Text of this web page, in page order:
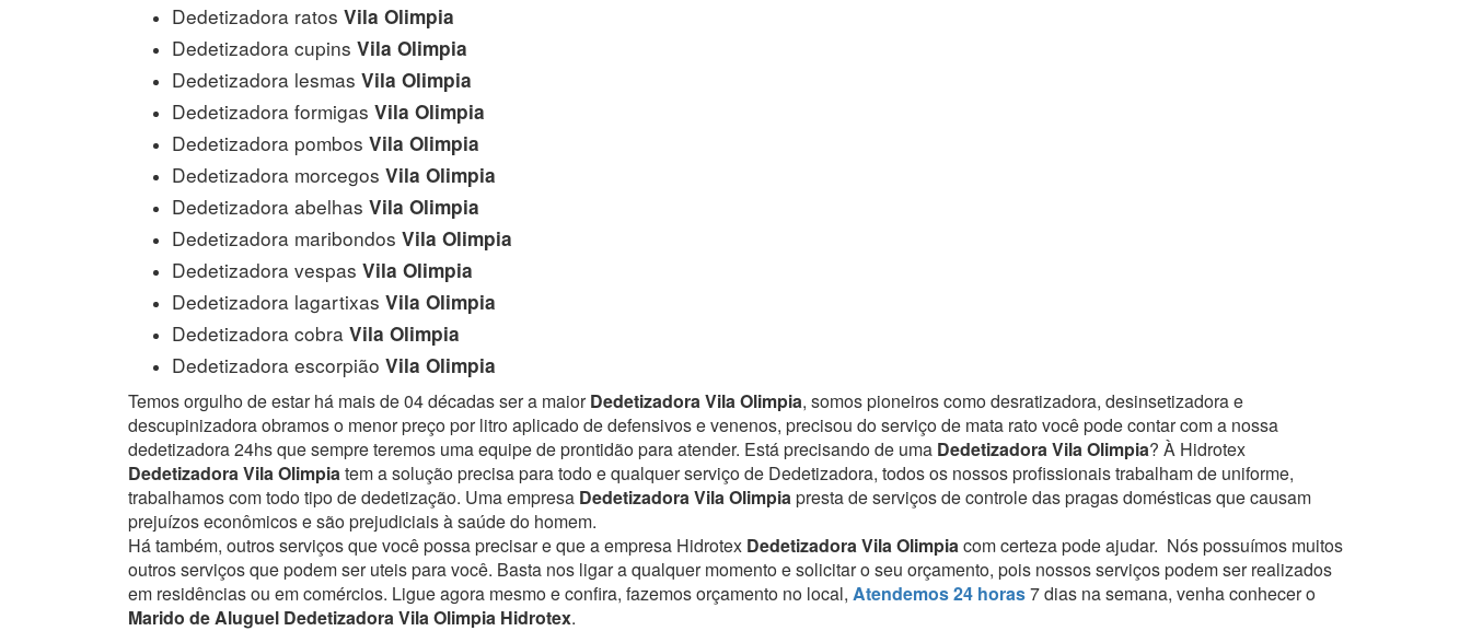
Dedetizadora ratos Vila Olimpia
Dedetizadora cupins Vila Olimpia
Dedetizadora lesmas Vila Olimpia
Dedetizadora formigas Vila Olimpia
Dedetizadora pombos Vila Olimpia
Dedetizadora morcegos Vila Olimpia
Dedetizadora abelhas Vila Olimpia
Dedetizadora maribondos Vila Olimpia
Dedetizadora vespas Vila Olimpia
Dedetizadora lagartixas Vila Olimpia
Dedetizadora cobra Vila Olimpia
Dedetizadora escorpião Vila Olimpia
Temos orgulho de estar há mais de 04 décadas ser a maiorDedetizadora Vila Olimpia, somos pioneiros como desratizadora, desinsetizadora e
descupinizadora obramos o menor preço por litro aplicado de defensivos e venenos, precisou do serviço de mata rato você pode contar com a nossa
dedetizadora 24hs que sempre teremos uma equipe de prontidão para atender. Está precisando de uma Dedetizadora Vila Olimpia? À Hidrotex
Dedetizadora Vila Olimpiatem a solução precisa para todo e qualquer serviço de Dedetizadora, todos os nossos profissionais trabalham de uniforme,
trabalhamos com todo tipo de dedetização. Uma empresa Dedetizadora Vila Olimpiapresta de serviços de controle das pragas domésticas que causam
prejuízos econômicos e são prejudiciais à saúde do homem.
Há também, outros serviços que você possa precisar e que a empresa Hidrotex Dedetizadora Vila Olimpiacom certeza pode ajudar. Nós possuímos muitos
outros serviços que podem ser uteis para você. Basta nos ligar a qualquer momento e solicitar o seu orçamento, pois nossos serviços podem ser realizados
em residências ou em comércios. Ligue agora mesmo e confira, fazemos orçamento no local, Atendemos 24 horas7 dias na semana, venha conhecer o
Marido de Aluguel Dedetizadora Vila Olimpia Hidrotex.